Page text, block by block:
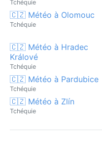
Tchéquie
🇨🇿 Météo à Olomouc
Tchéquie
🇨🇿 Météo à Hradec
Králové
Tchéquie
🇨🇿 Météo à Pardubice
Tchéquie
🇨🇿 Météo à Zlín
Tchéquie